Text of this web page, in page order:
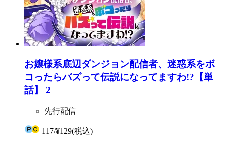
お嬢様系底辺ダンジョン配信者、迷惑系をボ
コったらバズって伝説になってますわ!?【単
話】 2
先行配信
117/¥129(税込)